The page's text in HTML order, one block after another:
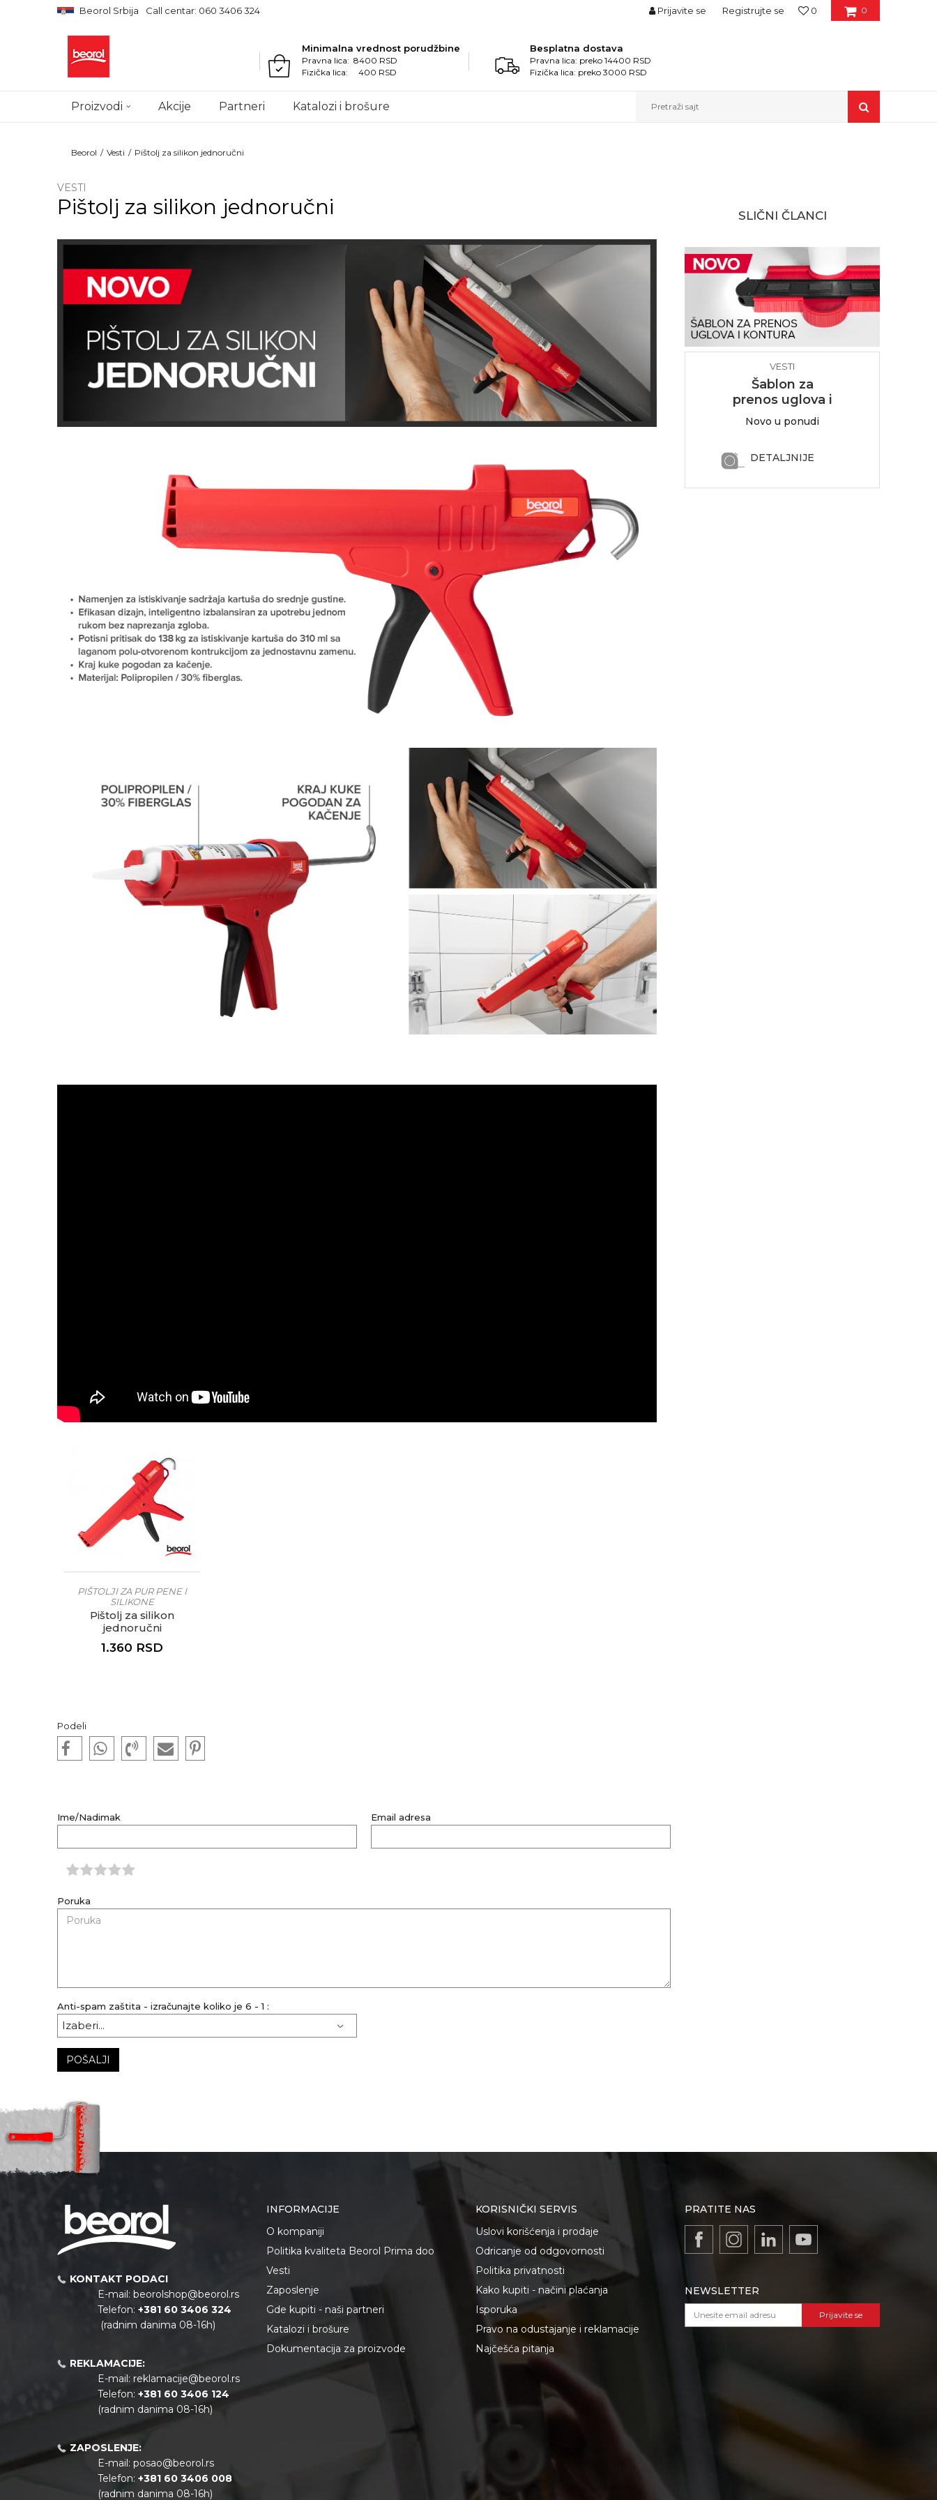
Beorol Srbija Call centar: 060 3406 324 0
0
Prijavite se Registrujte se
Minimalna vrednost porudžbine
Pravna lica: 8400 RSD
Fizička lica: 400 RSD
Besplatna dostava
Pravna lica: preko 14400 RSD
Fizička lica: preko 3000 RSD
Proizvodi Akcije Partneri Katalozi i brošure Pretraži sajt
Beorol Vesti Pištolj za silikon jednoručni
VESTI
Pištolj za silikon jednoručni
PIŠTOLJI ZA PUR PENE I
SILIKONE
Pištolj za silikon
jednoručni
1.360 RSD
Podeli
Ime/Nadimak Email adresa
Poruka
Anti-spam zaštita - izračunajte koliko je 6 - 1 :
POŠALJI
SLIČNI ČLANCI
VESTI
Šablon za
prenos uglova i
Novo u ponudi
DETALJNIJE
KONTAKT PODACI
E-mail: beorolshop@beorol.rs
Telefon: +381 60 3406 324
(radnim danima 08-16h)
REKLAMACIJE:
E-mail: reklamacije@beorol.rs
Telefon: +381 60 3406 124
(radnim danima 08-16h)
ZAPOSLENJE:
E-mail: posao@beorol.rs
Telefon: +381 60 3406 008
(radnim danima 08-16h)
INFORMACIJE
O kompaniji
Politika kvaliteta Beorol Prima doo
Vesti
Zaposlenje
Gde kupiti - naši partneri
Katalozi i brošure
Dokumentacija za proizvode
KORISNIČKI SERVIS
Uslovi korišćenja i prodaje
Odricanje od odgovornosti
Politika privatnosti
Kako kupiti - načini plaćanja
Isporuka
Pravo na odustajanje i reklamacije
Najčešća pitanja
PRATITE NAS
NEWSLETTER
Prijavite se